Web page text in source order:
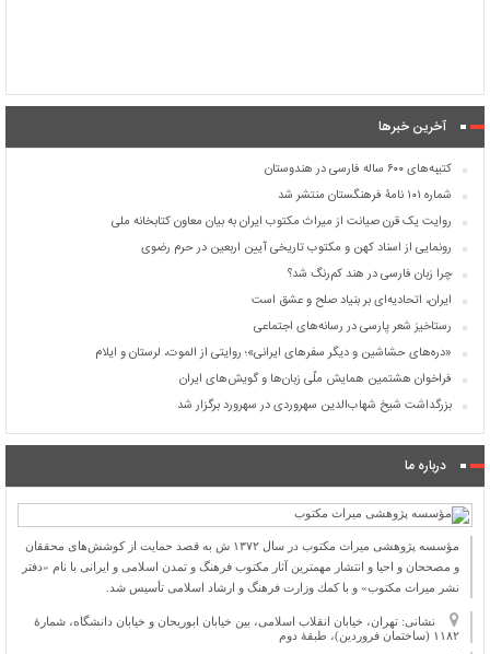
آخرین خبرها
کتیبه‌های ۶۰۰ ساله فارسی در هندوستان
شماره ۱۰۱ نامۀ فرهنگستان منتشر شد
روایت یک قرن صیانت از میراث مکتوب ایران به بیان معاون کتابخانه ملی
رونمایی از اسناد کهن و مکتوب تاریخی آیین اربعین در حرم رضوی
چرا زبان فارسی در هند کم‌رنگ شد؟
ایران، اتحادیه‌ای بر بنیاد صلح و عشق است
رستاخیز شعر پارسی در رسانه‌های اجتماعی
«دره‌های حشاشین و دیگر سفرهای ایرانی»؛ روایتی از الموت، لرستان و ایلام
فراخوان هشتمین همایش ملّی زبان‌ها و گویش‌های ایران
بزرگداشت شیخ شهاب‌الدین سهروردی در سهرورد برگزار شد
درباره ما
مؤسسه پژوهشی میراث مكتوب در سال ۱۳۷۲ ش به قصد حمایت از كوشش‌های محققان
و مصححان و احیا و انتشار مهمترین آثار مكتوب فرهنگ و تمدن اسلامی و ایرانی با نام «دفتر
نشر میراث مكتوب» و با كمك وزارت فرهنگ و ارشاد اسلامی تأسیس شد.
نشانی: تهران، خیابان انقلاب اسلامی، بین خیابان ابوریحان و خیابان دانشگاه، شمارۀ
۱۱۸۲ (ساختمان فروردین)، طبقۀ دوم